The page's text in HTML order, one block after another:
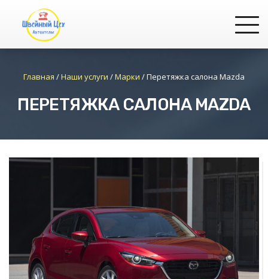
Главная /Наши услуги /Марки /Перетяжка салона Mazda
ПЕРЕТЯЖКА САЛОНА MAZDA